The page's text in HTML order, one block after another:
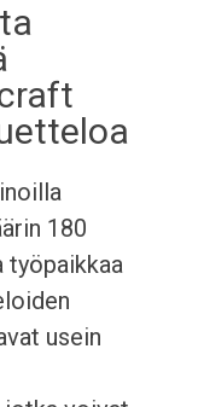
180
työpaikkaa
usein